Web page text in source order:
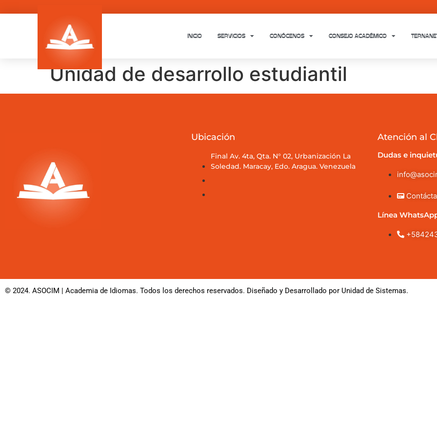
INICIO SERVICIOS CONÓCENOS CONSEJO ACADÉMICO
Unidad de desarrollo estudiantil
Ubicación
Final Av. 4ta, Qta. N° 02, Urbanización La
Soledad. Maracay, Edo. Aragua. Venezuela
Atención al
Dudas e
Línea
© 2024. ASOCIM | Academia de Idiomas. Todos los derechos reservados. Diseñado y Desarrollado por Unidad de Sistemas.